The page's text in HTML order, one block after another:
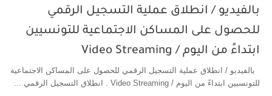
بالفيديو / انطلاق عملية التسجيل الرقمي
للحصول على المساكن الاجتماعية للتونسيين
ابتداءً من اليوم / Video Streaming
بالفيديو / انطلاق عملية التسجيل الرقمي للحصول على المساكن الاجتماعية
للتونسيين ابتداءً من اليوم / Video Streaming . انطلاق التسجيل الرقمي ...